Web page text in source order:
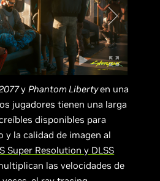
yPhantom Libertyen una
jugadores tienen una larga
disponibles para
y la calidad de imagen al
Super Resolution y DLSS
las velocidades de